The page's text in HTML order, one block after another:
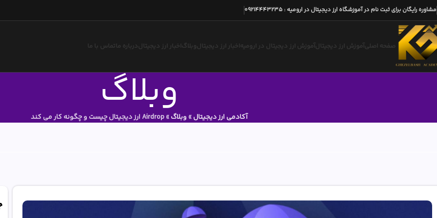
مشاوره رایگان برای ثبت نام در آموزشگاه ارز دیجیتال در ارومیه :
09214443235
صفحه اصلیآموزش ارز دیجیتالآموزش ارز دیجیتال در ارومیه اخبار ارز دیجیتالوبلاگ اخبار ارز دیجیتالدرباره ماتماس با ما
وبلاگ آکادمی ارز دیجیتال» وبلاگ»Airdrop ارز دیجیتال چیست و چگونه کار می کند